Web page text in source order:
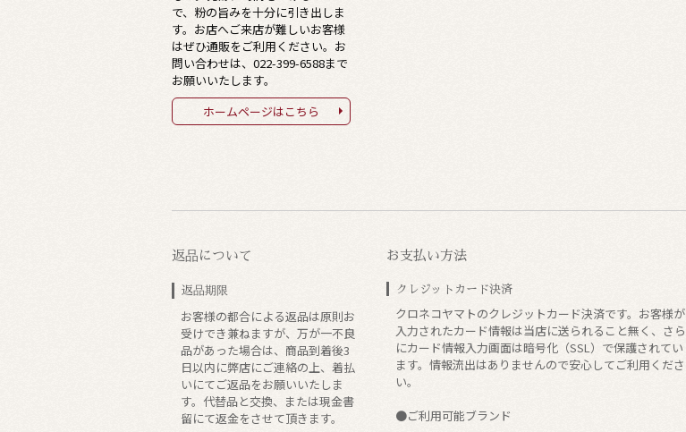
で、粉の旨みを十分に引き出しま
す。お店へご来店が難しいお客様
はぜひ通販をご利用ください。お
問い合わせは、 022-399-6588まで
お願いいたします。
ホームページはこちら
返品について
返品期限
お客様の都合による返品は原則お
受けでき兼ねますが、万が一不良
品があった場合は、商品到着後3
日以内に弊店にご連絡の上、着払
いにてご返品をお願いいたしま
す。代替品と交換、または現金書
留にて返金をさせて頂きます。
お支払い方法
クレジットカード決済
クロネコヤマトのクレジットカード決済です。お客様が
入力されたカード情報は当店に送られること無く、さら
にカード情報入力画面は暗号化（SSL）で保護されてい
ます。情報流出はありませんので安心してご利用くださ
い。
●ご利用可能ブランド